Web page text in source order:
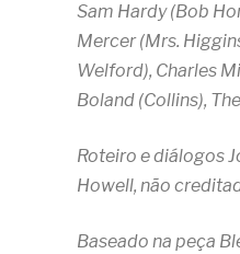
Sam Hardy (Bob
Mercer (Mrs.
Welford), Charles
Boland (Collins),
Roteiro e diálogos
Howell, não
Baseado na peça